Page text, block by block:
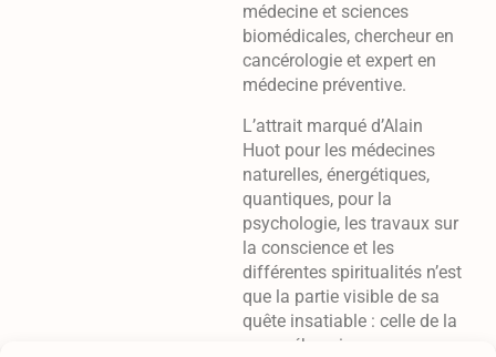
médecine et sciences
biomédicales, chercheur en
cancérologie et expert en
médecine préventive.
L’attrait marqué d’Alain
Huot pour les médecines
naturelles, énergétiques,
quantiques, pour la
psychologie, les travaux sur
la conscience et les
différentes spiritualités n’est
que la partie visible de sa
quête insatiable : celle de la
compréhension